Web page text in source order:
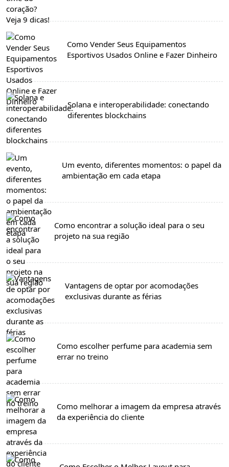
Como Vender Seus Equipamentos
Esportivos Usados Online e Fazer Dinheiro
Solana e interoperabilidade: conectando
diferentes blockchains
Um evento, diferentes momentos: o papel da
ambientação em cada etapa
Como encontrar a solução ideal para o seu
projeto na sua região
Vantagens de optar por acomodações
exclusivas durante as férias
Como escolher perfume para academia sem
errar no treino
Como melhorar a imagem da empresa através
da experiência do cliente